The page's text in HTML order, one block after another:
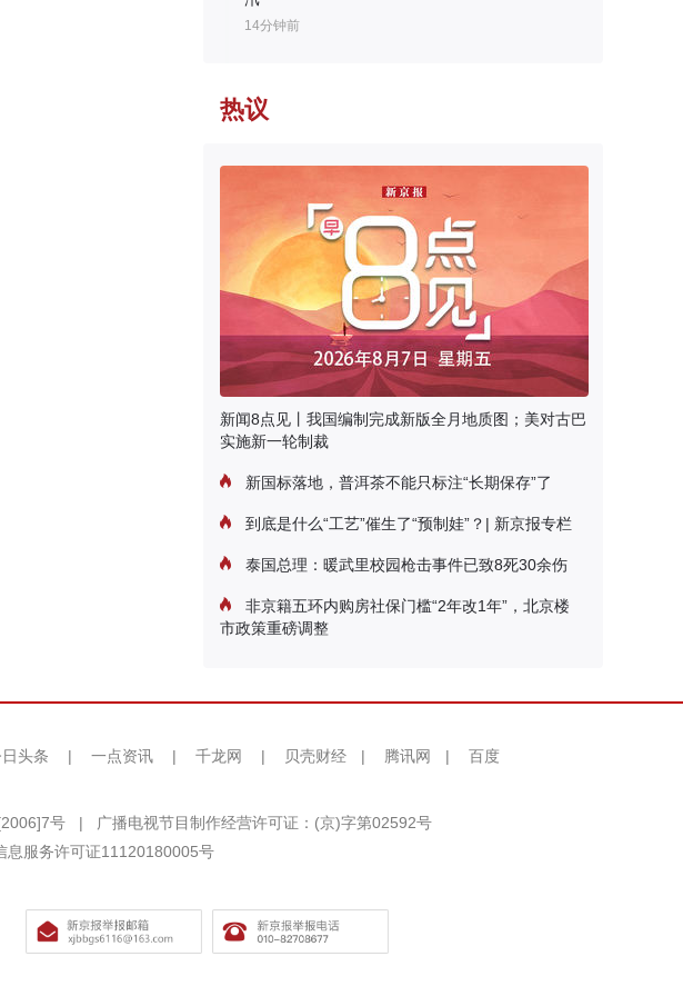
14分钟前
热议
新闻8点见丨我国编制完成新版全月地质图；美对古巴
实施新一轮制裁
新国标落地，普洱茶不能只标注“长期保存”了
到底是什么“工艺”催生了“预制娃”？| 新京报专栏
泰国总理：暖武里校园枪击事件已致8死30余伤
非京籍五环内购房社保门槛“2年改1年”，北京楼
市政策重磅调整
头条 | 一点资讯 | 千龙网 | 贝壳财经 | 腾讯网 | 百度
号 |
广播电视节目制作经营许可证：(京)字第02592号
息服务许可证11120180005号